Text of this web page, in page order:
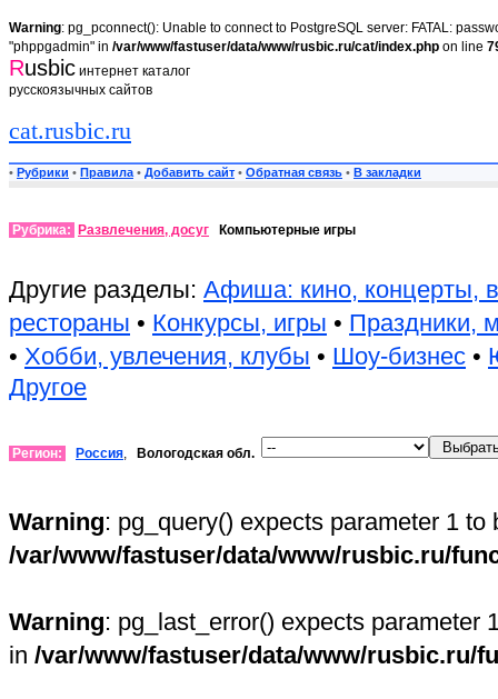
Warning: pg_pconnect(): Unable to connect to PostgreSQL server: FATAL:
"phppgadmin" in /var/www/fastuser/data/www/rusbic.ru/cat/index.php on line
Rusbic интернет каталог
русскоязычных сайтов
cat.rusbic.ru
• Рубрики • Правила • Добавить сайт • Обратная связь • В закладки
Рубрика: Развлечения, досуг Компьютерные игры
Другие разделы: Афиша: кино, концерты,
рестораны • Конкурсы, игры • Праздники,
• Хобби, увлечения, клубы • Шоу-бизнес •
Другое
Регион: Россия, Вологодская обл.
Warning: pg_query() expects parameter 1
/var/www/fastuser/data/www/rusbic.ru/
Warning: pg_last_error() expects parameter
in /var/www/fastuser/data/www/rusbic.ru/